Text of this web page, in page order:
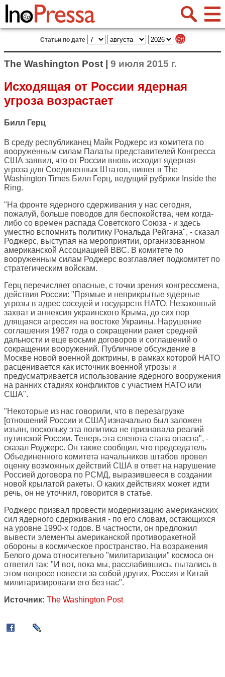
Статьи по дате
The Washington Post | 9 июля 2015 г.
Исходящая от России ядерная
угроза возрастает
Билл Герц
В среду республиканец Майк Роджерс из комитета по
вооруженным силам Палаты представителей Конгресса
США заявил, что от России вновь исходит ядерная
угроза для Соединенных Штатов, пишет в The
Washington Times Билл Герц, ведущий рубрики Inside the
Ring.
"На фронте ядерного сдерживания у нас сегодня,
пожалуй, больше поводов для беспокойства, чем когда-
либо со времен распада Советского Союза - и здесь
уместно вспомнить политику Рональда Рейгана", - сказал
Роджерс, выступая на мероприятии, организованном
американской Ассоциацией ВВС. В комитете по
вооруженным силам Роджерс возглавляет подкомитет по
стратегическим войскам.
Герц перечисляет опасные, с точки зрения конгрессмена,
действия России: "Прямые и неприкрытые ядерные
угрозы в адрес соседей и государств НАТО. Незаконный
захват и аннексия украинского Крыма, до сих пор
длящаяся агрессия на востоке Украины. Нарушение
соглашения 1987 года о сокращении ракет средней
дальности и еще восьми договоров и соглашений о
сокращении вооружений. Публичное обсуждение в
Москве новой военной доктрины, в рамках которой НАТО
расценивается как источник военной угрозы и
предусматривается использование ядерного вооружения
на ранних стадиях конфликтов с участием НАТО или
США".
"Некоторые из нас говорили, что в перезагрузке
[отношений России и США] изначально был заложен
изъян, поскольку эта политика не признавала реалий
путинской России. Теперь эта слепота стала опасна", -
сказал Роджерс. Он также сообщил, что председатель
Объединенного комитета начальников штабов провел
оценку возможных действий США в ответ на нарушение
Россией договора по РСМД, выразившееся в создании
новой крылатой ракеты. О каких действиях может идти
речь, он не уточнил, говорится в статье.
Роджерс призвал провести модернизацию американских
сил ядерного сдерживания - по его словам, остающихся
на уровне 1990-х годов. В частности, он предложил
вывести элементы американской противоракетной
обороны в космическое пространство. На возражения
Белого дома относительно "милитаризации" космоса он
ответил так: "И вот, пока мы, расслабившись, пытались в
этом вопросе повести за собой других, Россия и Китай
милитаризировали его без нас".
Источник: The Washington Post